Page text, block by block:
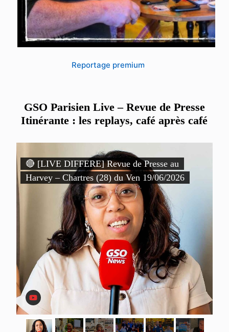
Reportage premium
GSO Parisien Live – Revue de Presse
Itinérante : les replays, café après café
🔴 [LIVE DIFFERE] Revue de Presse au
Harvey – Chartres (28) du Ven 19/06/2026